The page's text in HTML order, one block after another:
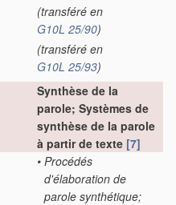
(transféré en
G10L 25/90)
(transféré en
G10L 25/93)
Synthèse de la
parole; Systèmes de
synthèse de la parole
à partir de texte [7]
• Procédés
d'élaboration de
parole synthétique;